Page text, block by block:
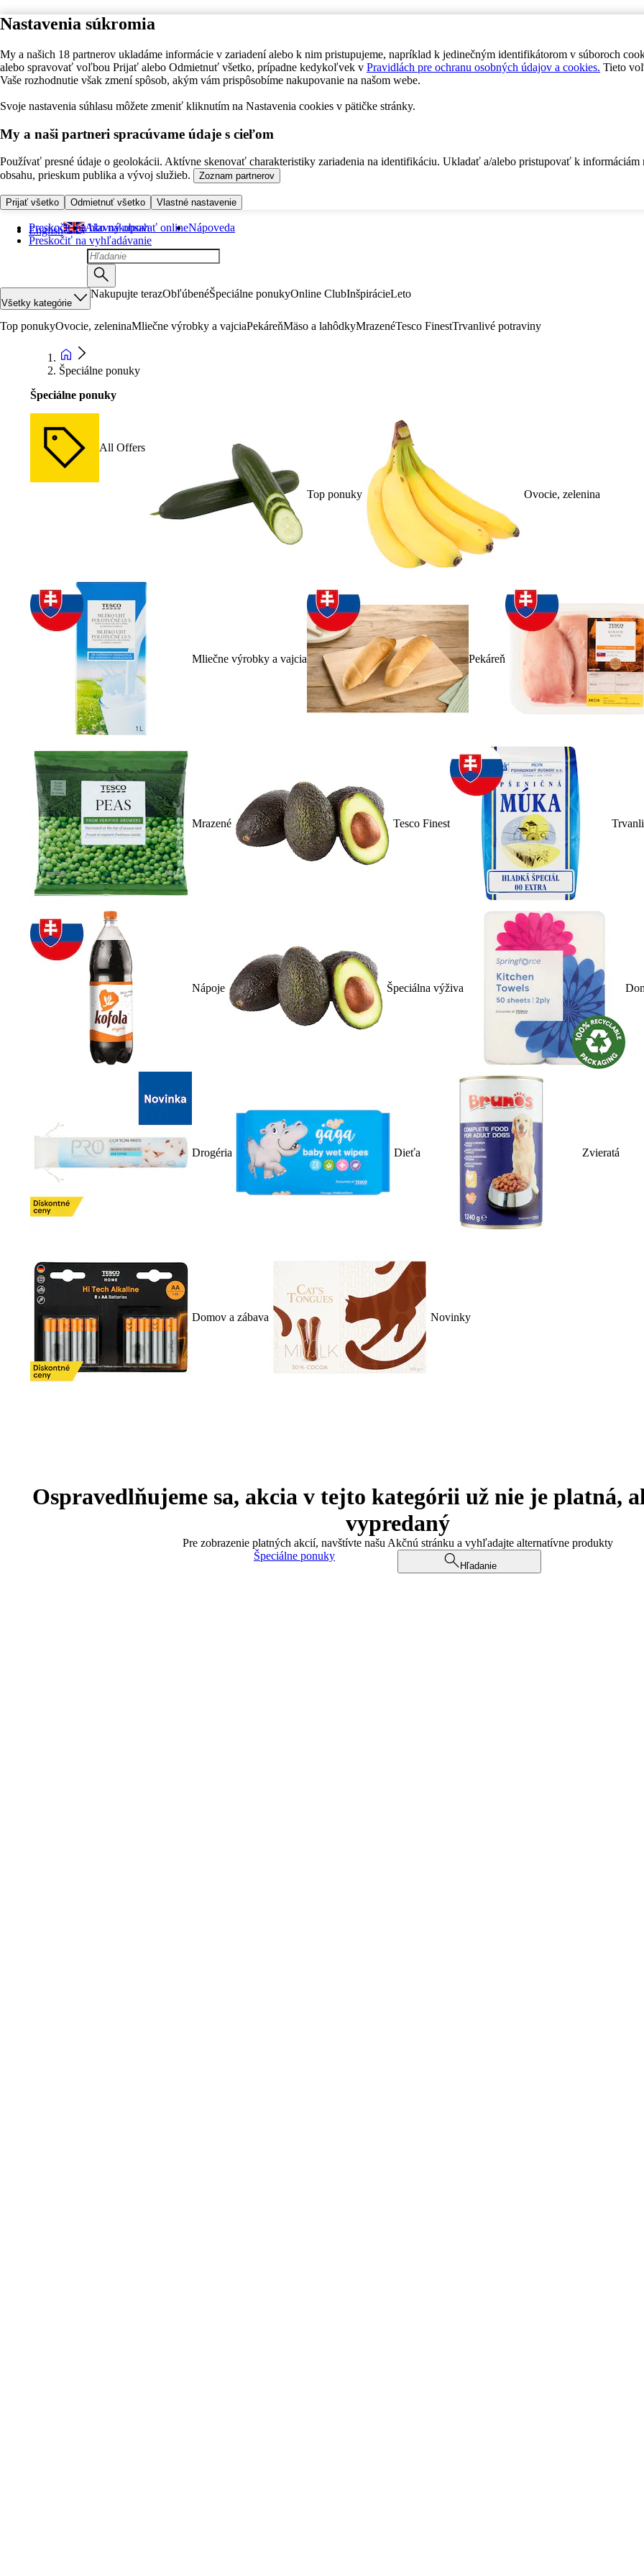
Nastavenia súkromia
My a našich 18 partnerov ukladáme informácie v zariadení alebo k nim pristupujeme, napríklad k jedinečným identifikátorom v súboroch
alebo spravovať voľbou Prijať alebo Odmietnuť všetko, prípadne kedykoľvek v Pravidlách pre ochranu osobných údajov a cookies. Tieto
Vaše rozhodnutie však zmení spôsob, akým vám prispôsobíme nakupovanie na našom webe.
Svoje nastavenia súhlasu môžete zmeniť kliknutím na Nastavenia cookies v pätičke stránky.
My a naši partneri spracúvame údaje s cieľom
Používať presné údaje o geolokácii. Aktívne skenovať charakteristiky zariadenia na identifikáciu. Ukladať a/alebo pristupovať k informáciám
obsahu, prieskum publika a vývoj služieb.
Zoznam partnerov
Prijať všetko Odmietnuť všetko Vlastné nastavenie
Preskočiť na hlavný obsah
Preskočiť na vyhľadávanie
English Ako nakupovať onlineNápoveda
Všetky kategórie
Nakupujte terazObľúbenéŠpeciálne ponukyOnline ClubInšpirácieLeto
Top ponukyOvocie, zeleninaMliečne výrobky a vajciaPekáreňMäso a lahôdkyMrazenéTesco FinestTrvanlivé potraviny
Špeciálne ponuky
Špeciálne ponuky
All Offers
Top ponuky Ovocie, zelenina
Mliečne výrobky a vajcia Pekáreň
Mrazené Tesco Finest
Nápoje Špeciálna výživa
Drogéria Dieťa Zvieratá
Domov a zábava Novinky
Ospravedlňujeme sa, akcia v tejto kategórii už nie je platná,
vypredaný
Pre zobrazenie platných akcií, navštívte našu Akčnú stránku a vyhľadajte alternatívne produkty
Špeciálne ponuky
Hľadanie